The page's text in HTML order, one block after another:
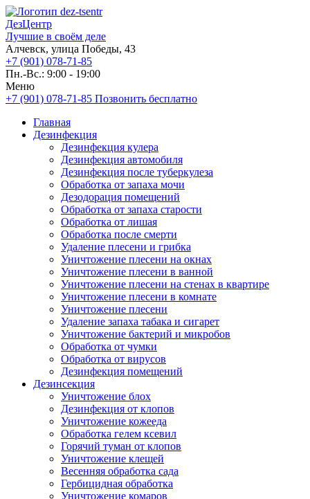
ДезЦентр
Лучшие в своём деле
Алчевск, улица Победы, 43
+7 (901) 078-71-85
Пн.-Вс.: 9:00 - 19:00
Меню
+7 (901) 078-71-85 Позвонить бесплатно
Главная
Дезинфекция
Дезинфекция кулера
Дезинфекция автомобиля
Дезинфекция после туберкулеза
Обработка от запаха мочи
Дезодорация помещений
Обработка от запаха старости
Обработка от лишая
Обработка после смерти
Удаление плесени и грибка
Уничтожение плесени на окнах
Уничтожение плесени в ванной
Уничтожение плесени на стенах в квартире
Уничтожение плесени в комнате
Уничтожение плесени
Удаление запаха табака и сигарет
Уничтожение бактерий и микробов
Обработка от чумки
Обработка от вирусов
Дезинфекция помещений
Дезинсекция
Уничтожение блох
Дезинфекция от клопов
Уничтожение кожееда
Обработка гелем ксевил
Горячий туман от клопов
Уничтожение клещей
Весенняя обработка сада
Гербицидная обработка
Уничтожение комаров